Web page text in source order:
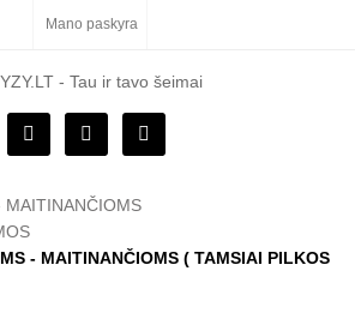
Mano paskyra
MAITINANČIOMS
- MAITINANČIOMS ( TAMSIAI PILKOS